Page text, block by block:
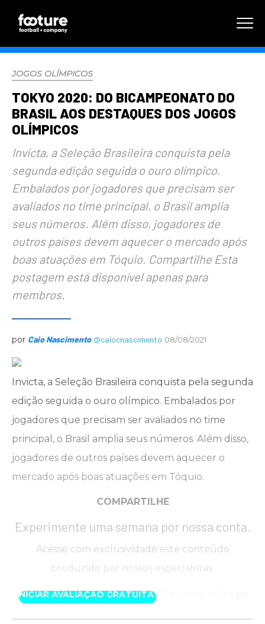
JOGOS OLÍMPICOS
TOKYO 2020: DO BICAMPEONATO DO
BRASIL AOS DESTAQUES DOS JOGOS
OLÍMPICOS
Invicta, a Seleção Brasileira conquista pela
segunda edição seguida o ouro olímpico.
Embalados por jogadores que precisam ser
avaliados no time principal, o Brasil amplia
seus números. Além disso, jogadores de
outros países devem aquecer o mercado após
boas atuações em Tóquio. Compartilhe Esta
postagem está disponível apenas para
membros.
por Caio Nascimento @caiocnascimento 08/08/2021
Invicta, a Seleção Brasileira conquista pela segunda
edição seguida o ouro olímpico. Embalados por
jogadores que precisam ser avaliados no time
principal, o Brasil amplia seus números. Além disso,
jogadores de outros países devem aquecer o
mercado após boas atuações em Tóquio.
COMPARTILHE
Experimente uma semana por nossa conta.
Acesse com exclusividade este conteúdo
produzido por nossos especialistas.
INICIAR AVALIAÇÃO GRATUITA